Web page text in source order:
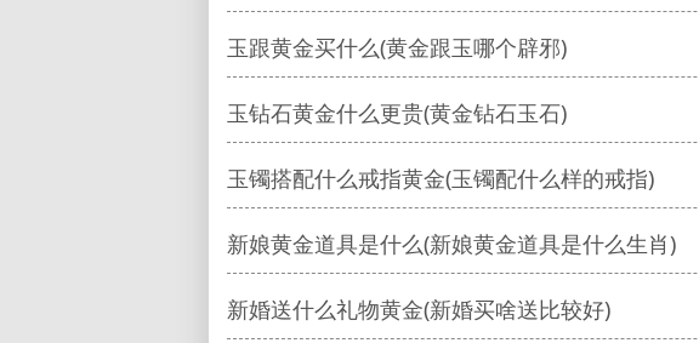
玉跟黄金买什么(黄金跟玉哪个辟邪)
玉钻石黄金什么更贵(黄金钻石玉石)
玉镯搭配什么戒指黄金(玉镯配什么样的戒指)
新娘黄金道具是什么(新娘黄金道具是什么生肖)
新婚送什么礼物黄金(新婚买啥送比较好)